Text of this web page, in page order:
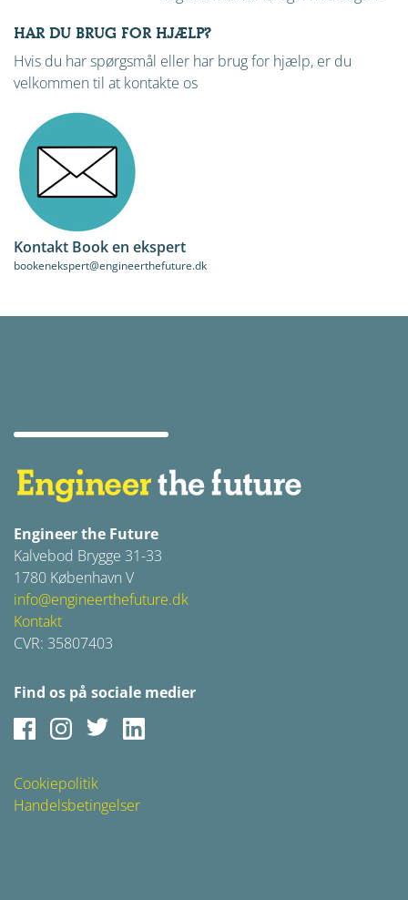
HAR DU BRUG FOR HJÆLP?
Hvis du har spørgsmål eller har brug for hjælp, er du
velkommen til at kontakte os
Kontakt Book en ekspert
bookenekspert@engineerthefuture.dk
Engineer the Future
Kalvebod Brygge 31-33
1780 København V
info@engineerthefuture.dk
Kontakt
CVR: 35807403
Find os på sociale medier
FacebookInstagram
Twitter
Cookiepolitik
Handelsbetingelser